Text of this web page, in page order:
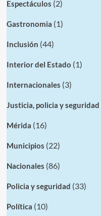
Espectáculos (2)
Gastronomia (1)
Inclusión (44)
Interior del Estado (1)
Internacionales (3)
Justicia, policia y seguridad
Mérida (16)
Municipios (22)
Nacionales (86)
Policia y seguridad (33)
Política (10)